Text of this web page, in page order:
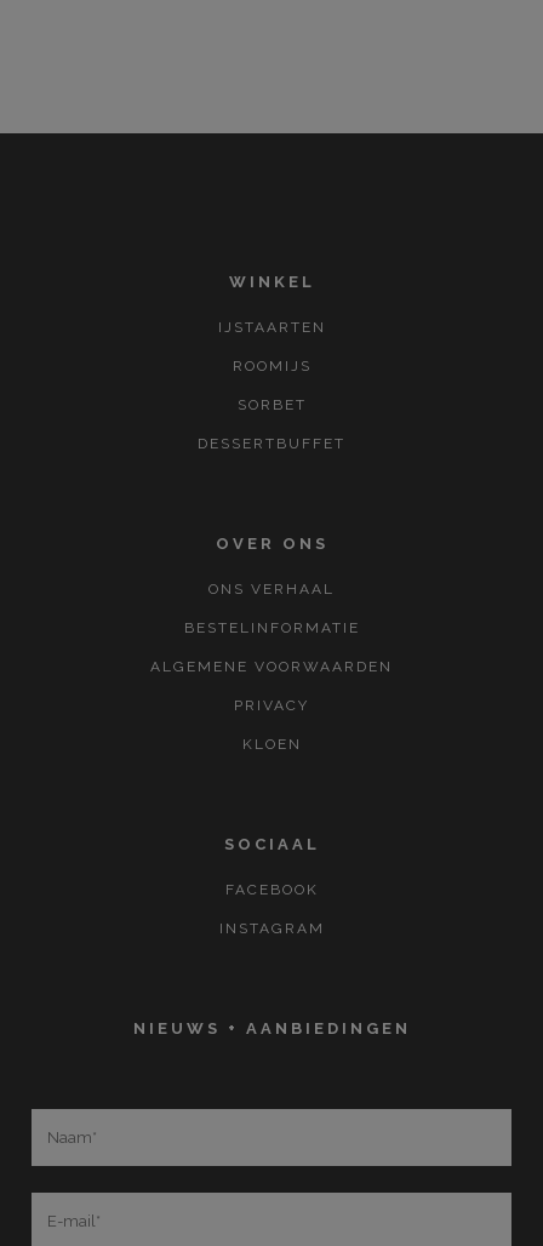
WINKEL
IJSTAARTEN
ROOMIJS
SORBET
DESSERTBUFFET
OVER ONS
ONS VERHAAL
BESTELINFORMATIE
ALGEMENE VOORWAARDEN
PRIVACY
KLOEN
SOCIAAL
FACEBOOK
INSTAGRAM
NIEUWS + AANBIEDINGEN